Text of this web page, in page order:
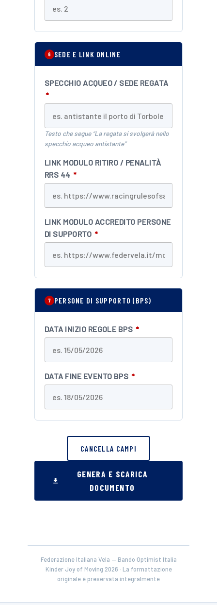
6 SEDE E LINK ONLINE
SPECCHIO ACQUEO / SEDE REGATA
*
Testo che segue “La regata si svolgerà nello
specchio acqueo antistante”
LINK MODULO RITIRO / PENALITÀ
RRS 44 *
LINK MODULO ACCREDITO PERSONE
DI SUPPORTO *
7 PERSONE DI SUPPORTO (BPS)
DATA INIZIO REGOLE BPS *
DATA FINE EVENTO BPS *
CANCELLA CAMPI
GENERA E SCARICA
DOCUMENTO
Federazione Italiana Vela — Bando Optimist Italia
Kinder Joy of Moving 2026 · La formattazione
originale è preservata integralmente